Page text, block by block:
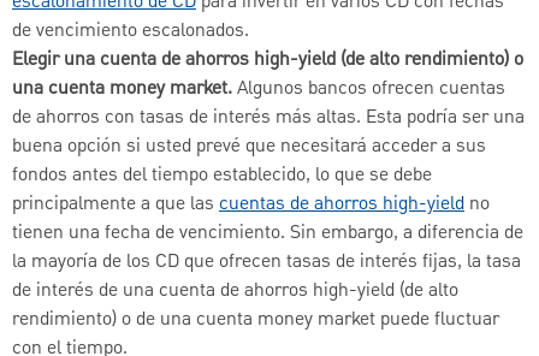
de vencimiento escalonados.
Elegir una cuenta de ahorros high-yield (de alto rendimiento) o
una cuenta money market.Algunos bancos ofrecen cuentas
de ahorros con tasas de interés más altas. Esta podría ser una
buena opción si usted prevé que necesitará acceder a sus
fondos antes del tiempo establecido, lo que se debe
principalmente a que las cuentas de ahorros high-yield no
tienen una fecha de vencimiento. Sin embargo, a diferencia de
la mayoría de los CD que ofrecen tasas de interés fijas, la tasa
de interés de una cuenta de ahorros high-yield (de alto
rendimiento) o de una cuenta money market puede fluctuar
con el tiempo.